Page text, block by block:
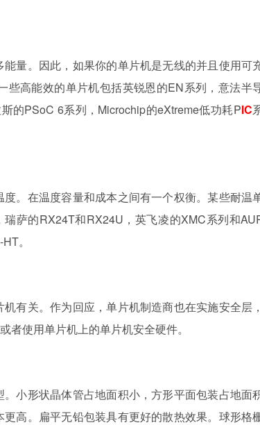
量。因此，如果你的单片机是无线的并且使用可
高能效的单片机包括英锐恩的EN系列，意法半
的PSoC 6系列，Microchip的eXtreme低功耗PIC
。在温度容量和成本之间有一个权衡。某些耐温
萨的RX24T和RX24U，英飞凌的XMC系列和
。
有关。作为回应，单片机制造商也在实施安全层
使用单片机上的单片机安全硬件。
小形状晶体管占地面积小，方形平面包装占地面
高。扁平无铅包装具有更好的散热效果。球形格